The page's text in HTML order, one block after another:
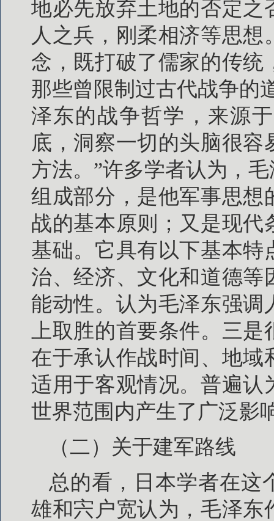
地必先放弃土地的否定之
人之兵，刚柔相济等思
念，既打破了儒家的传
那些曾限制过古代战争的
泽东的战争哲学，来源
底，洞察一切的头脑很
方法。”许多学者认为，
组成部分，是他军事思想
战的基本原则；又是现
基础。它具有以下基本
治、经济、文化和道德
能动性。认为毛泽东强调
上取胜的首要条件。三
在于承认作战时间、地域
适用于客观情况。普遍认
世界范围内产生了广泛影
（二）关于建军路线
总的看，日本学者在这
雄和宍户宽认为，毛泽东